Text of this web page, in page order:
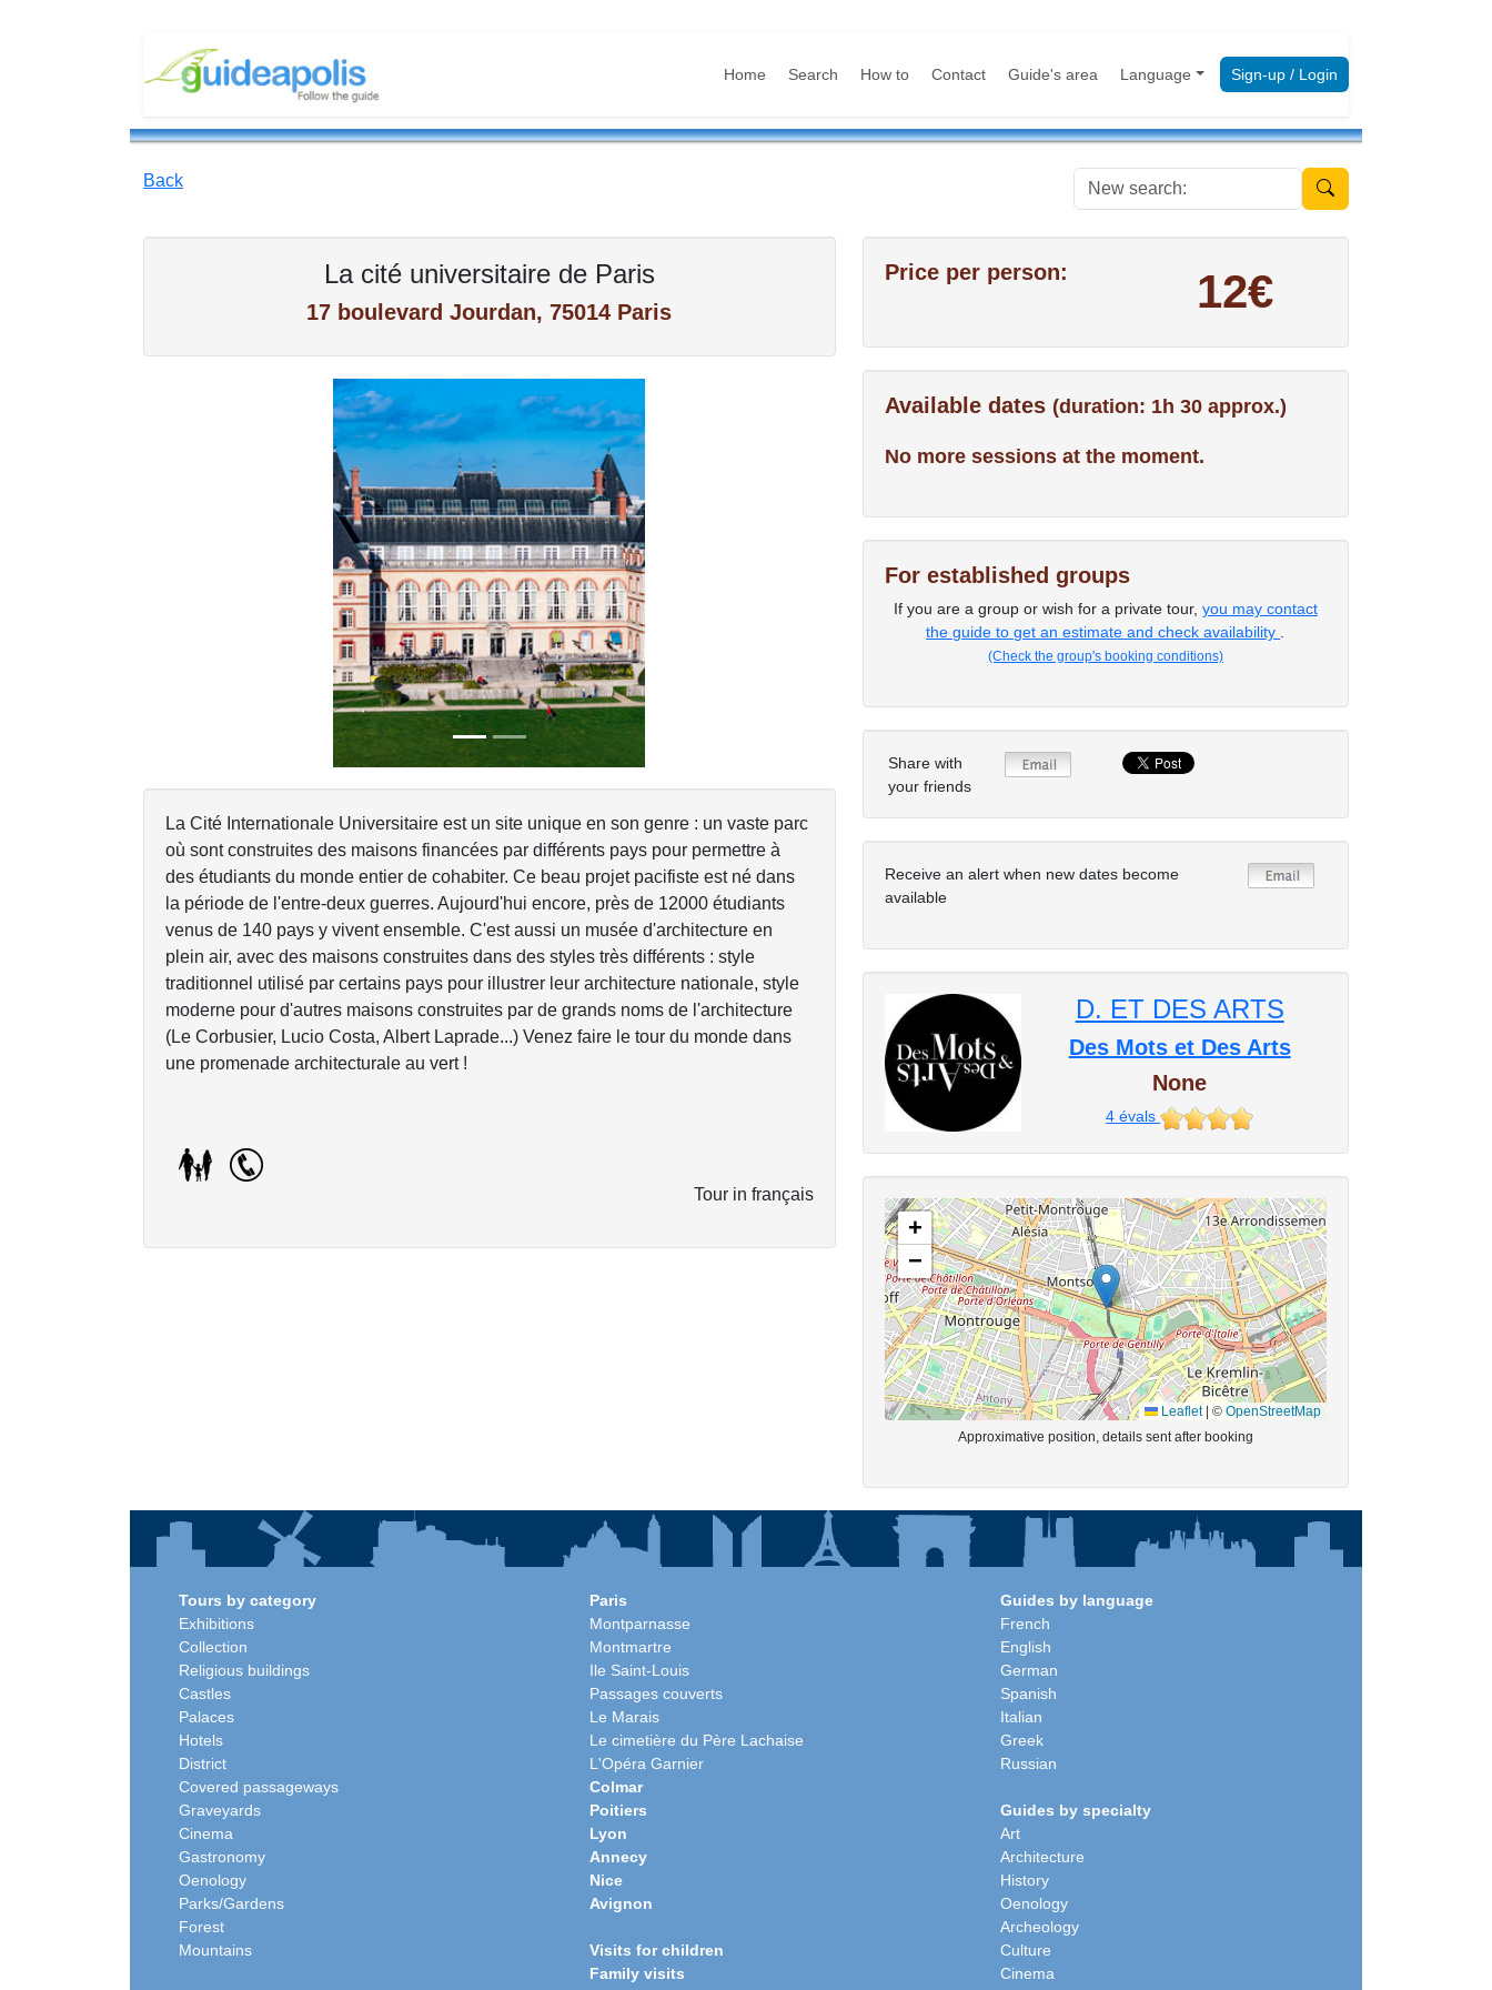
Home Search How to Contact Guide's area Language Sign-up / Login
Back New search:
La cité universitaire de Paris
17 boulevard Jourdan, 75014 Paris
La Cité Internationale Universitaire est un site unique en son genre : un vaste parc
où sont construites des maisons financées par différents pays pour permettre à
des étudiants du monde entier de cohabiter. Ce beau projet pacifiste est né dans
la période de l'entre-deux guerres. Aujourd'hui encore, près de 12000 étudiants
venus de 140 pays y vivent ensemble. C'est aussi un musée d'architecture en
plein air, avec des maisons construites dans des styles très différents : style
traditionnel utilisé par certains pays pour illustrer leur architecture nationale, style
moderne pour d'autres maisons construites par de grands noms de l'architecture
(Le Corbusier, Lucio Costa, Albert Laprade...) Venez faire le tour du monde dans
une promenade architecturale au vert !
Tour in français
Price per person: 12€
Available dates (duration: 1h 30 approx.)
No more sessions at the moment.
For established groups
If you are a group or wish for a private tour, you may contact
the guide to get an estimate and check availability
(Check the group's booking conditions)
Share with
your friends
Receive an alert when new dates become
available
D. ET DES ARTS
Des Mots et Des Arts
None
4 évals
+
−
Leaflet | © OpenStreetMap
Approximative position, details sent after booking
Tours by category
Exhibitions
Collection
Religious buildings
Castles
Palaces
Hotels
District
Covered passageways
Graveyards
Cinema
Gastronomy
Oenology
Parks/Gardens
Forest
Mountains
Paris
Montparnasse
Montmartre
Ile Saint-Louis
Passages couverts
Le Marais
Le cimetière du Père Lachaise
L'Opéra Garnier
Colmar
Poitiers
Lyon
Annecy
Nice
Avignon
Visits for children
Family visits
Guides by language
French
English
German
Spanish
Italian
Greek
Russian
Guides by specialty
Art
Architecture
History
Oenology
Archeology
Culture
Cinema